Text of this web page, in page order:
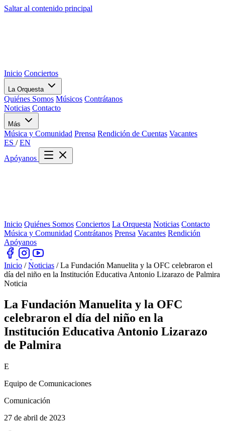
Saltar al contenido principal
Inicio Conciertos
La Orquesta
Quiénes Somos Músicos Contrátanos
Noticias Contacto
Más
Música y Comunidad Prensa Rendición de Cuentas Vacantes
ES / EN
Apóyanos
Inicio Quiénes Somos Conciertos La Orquesta Noticias Contacto
Música y Comunidad Contrátanos Prensa Vacantes Rendición
Apóyanos
Inicio / Noticias / La Fundación Manuelita y la OFC celebraron el
día del niño en la Institución Educativa Antonio Lizarazo de Palmira
Noticia
La Fundación Manuelita y la OFC
celebraron el día del niño en la
Institución Educativa Antonio Lizarazo
de Palmira
E
Equipo de Comunicaciones
Comunicación
27 de abril de 2023